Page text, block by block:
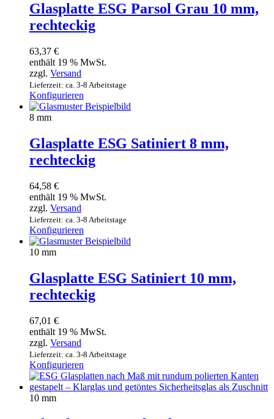
Glasplatte ESG Parsol Grau 10 mm,
rechteckig
63,37 €
enthält 19 % MwSt.
zzgl. Versand
Lieferzeit: ca. 3-8 Arbeitstage
Konfigurieren
8 mm
Glasplatte ESG Satiniert 8 mm,
rechteckig
64,58 €
enthält 19 % MwSt.
zzgl. Versand
Lieferzeit: ca. 3-8 Arbeitstage
Konfigurieren
10 mm
Glasplatte ESG Satiniert 10 mm,
rechteckig
67,01 €
enthält 19 % MwSt.
zzgl. Versand
Lieferzeit: ca. 3-8 Arbeitstage
Konfigurieren
10 mm